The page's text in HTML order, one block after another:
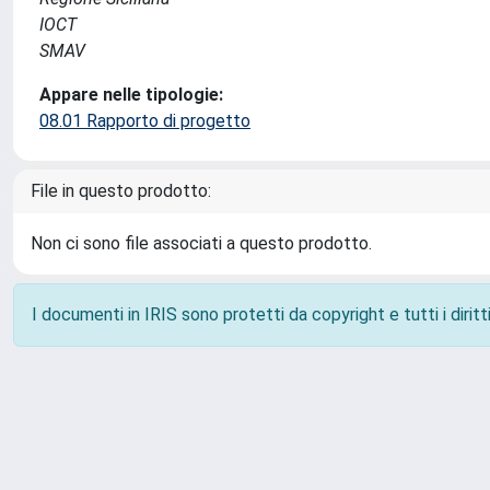
IOCT
SMAV
Appare nelle tipologie:
08.01 Rapporto di progetto
File in questo prodotto:
Non ci sono file associati a questo prodotto.
I documenti in IRIS sono protetti da copyright e tutti i